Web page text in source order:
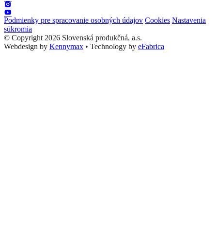
Podmienky pre spracovanie osobných údajov Cookies Nastavenia
súkromia
© Copyright 2026 Slovenská produkčná, a.s.
Webdesign by Kennymax • Technology by eFabrica